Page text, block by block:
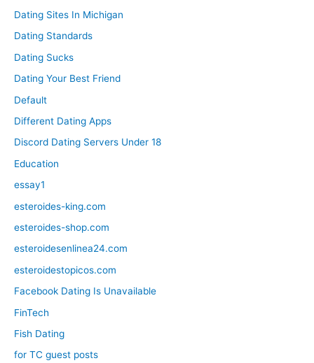
Dating Sites In Michigan
Dating Standards
Dating Sucks
Dating Your Best Friend
Default
Different Dating Apps
Discord Dating Servers Under 18
Education
essay1
esteroides-king.com
esteroides-shop.com
esteroidesenlinea24.com
esteroidestopicos.com
Facebook Dating Is Unavailable
FinTech
Fish Dating
for TC guest posts